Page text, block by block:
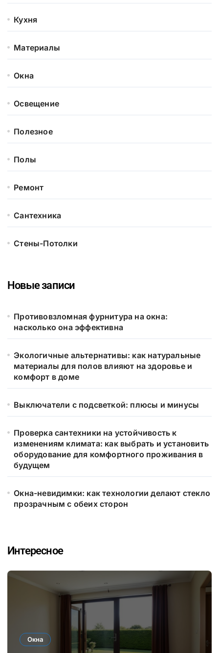
Кухня
Материалы
Окна
Освещение
Полезное
Полы
Ремонт
Сантехника
Стены-Потолки
Новые записи
Противовзломная фурнитура на окна:
насколько она эффективна
Экологичные альтернативы: как натуральные
материалы для полов влияют на здоровье и
комфорт в доме
Выключатели с подсветкой: плюсы и минусы
Проверка сантехники на устойчивость к
изменениям климата: как выбрать и установить
оборудование для комфортного проживания в
будущем
Окна-невидимки: как технологии делают стекло
прозрачным с обеих сторон
Интересное
Окна